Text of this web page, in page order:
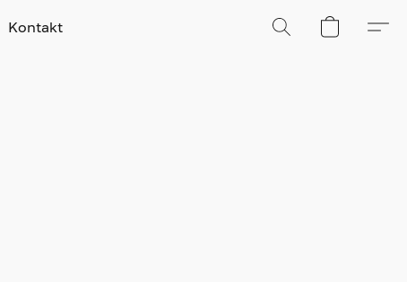
Kontakt